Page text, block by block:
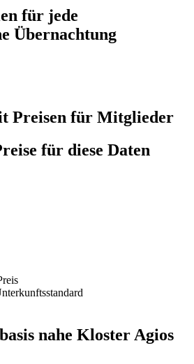
für jede
Übernachtung
Preisen für Mitglieder
für diese Daten
nahe Kloster Agios